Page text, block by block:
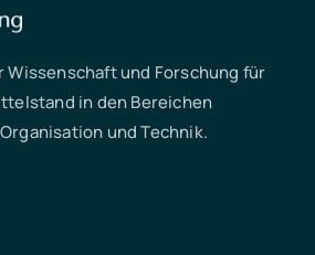
Wissenschaft und Forschung für
in den Bereichen
und Technik.